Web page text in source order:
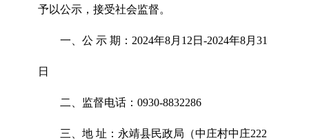
予以公示，接受社会监督。
一、公 示 期：2024年8月12日-2024年8月31
日
二、监督电话：0930-8832286
三、地 址：永靖县民政局（中庄村中庄222